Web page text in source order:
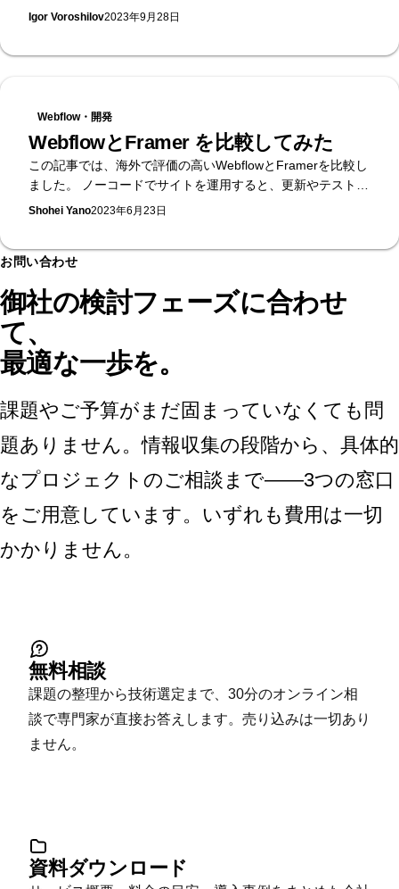
トIgor Voroshilov2023年9月28日
Webflow・開発
WebflowとFramer を比較してみた
この記事では、海外で評価の高いWebflowとFramerを比較し
ました。 ノーコードでサイトを運用すると、更新やテスト、
分析・改善が素早くでき、管理も簡単です。 フリーランスデ
「日本語対応のSTUDIOか、世界で人気のWebflowやFramer
本記事が選択の参考になれば幸いです。
Shohei Yano2023年6月23日
お問い合わせ
御社の検討フェーズに合わせ
て、
最適な一歩を。
課題やご予算がまだ固まっていなくても問
題ありません。情報収集の段階から、具体的
なプロジェクトのご相談まで——3つの窓口
をご用意しています。いずれも費用は一切
かかりません。
無料相談
課題の整理から技術選定まで、30分のオンライン相
談で専門家が直接お答えします。売り込みは一切あり
ません。
資料ダウンロード